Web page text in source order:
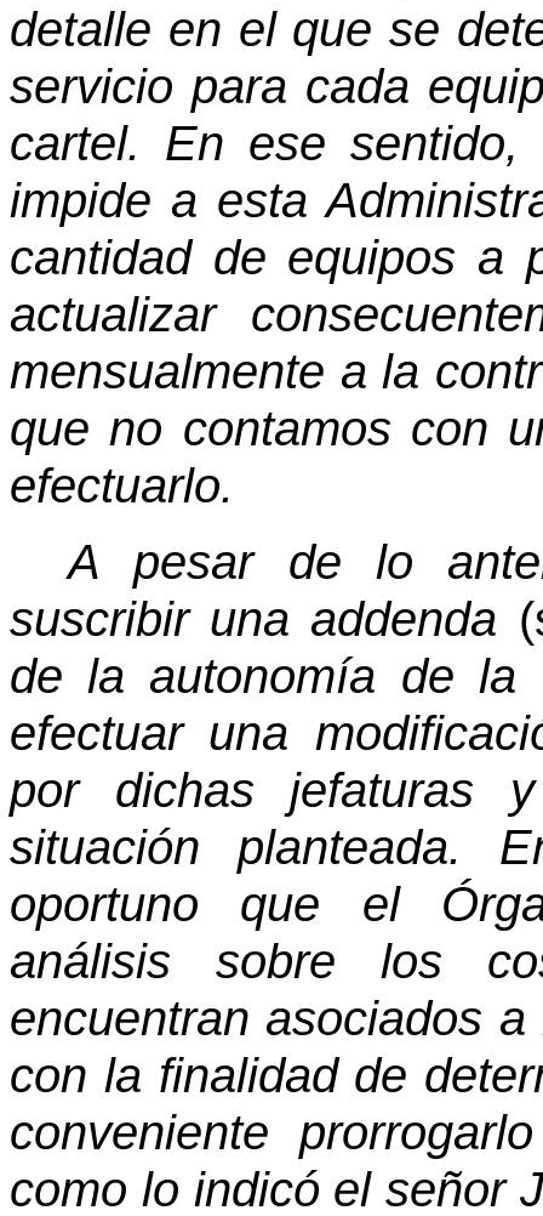
detalle en el que se
servicio para cada
cartel. En ese
impide a esta
cantidad de equipos a
actualizar
mensualmente a la
que no contamos con
efectuarlo.
A pesar de lo
suscribir una addenda
de la autonomía de la
efectuar una
por dichas jefaturas
situación planteada.
oportuno que el
análisis sobre los
encuentran asociados
con la finalidad de
conveniente
como lo indicó el señor